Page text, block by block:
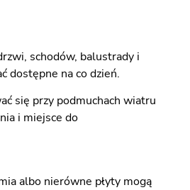
schodów, balustrady i
dostępne na co dzień.
się przy podmuchach wiatru
i miejsce do
albo nierówne płyty mogą